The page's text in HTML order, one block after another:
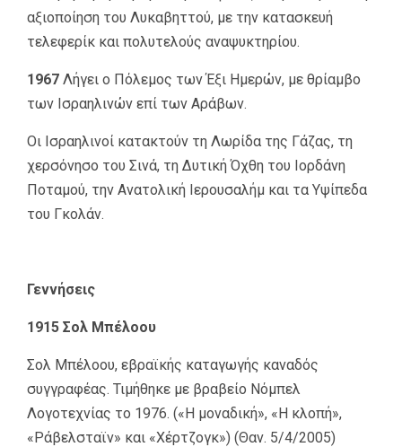
αξιοποίηση του Λυκαβηττού, με την κατασκευή
τελεφερίκ και πολυτελούς αναψυκτηρίου.
1967 Λήγει ο Πόλεμος των Έξι Ημερών, με θρίαμβο
των Ισραηλινών επί των Αράβων.
Οι Ισραηλινοί κατακτούν τη Λωρίδα της Γάζας, τη
χερσόνησο του Σινά, τη Δυτική Όχθη του Ιορδάνη
Ποταμού, την Ανατολική Ιερουσαλήμ και τα Υψίπεδα
του Γκολάν.
Γεννήσεις
1915 Σολ Μπέλοου
Σολ Μπέλοου, εβραϊκής καταγωγής καναδός
συγγραφέας. Τιμήθηκε με βραβείο Νόμπελ
Λογοτεχνίας το 1976. («Η μοναδική», «Η κλοπή»,
«Ράβελσταϊν» και «Χέρτζογκ») (Θαν. 5/4/2005)